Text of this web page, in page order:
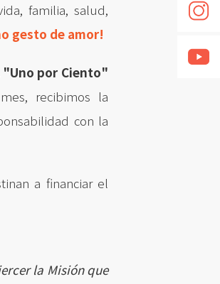
familia, salud,
gesto de amor!
"Uno por Ciento"
recibimos la
con la
a financiar el
la Misión que